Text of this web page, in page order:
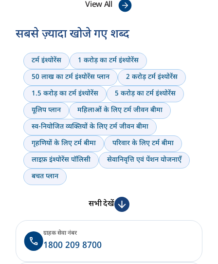
View All
सबसे ज़्यादा खोजे गए शब्द
टर्म इंश्योरेंस
1 करोड़ का टर्म इंश्योरेंस
50 लाख का टर्म इंश्योरेंस प्लान
2 करोड़ टर्म इंश्योरेंस
1.5 करोड़ का टर्म इंश्योरेंस
5 करोड़ का टर्म इंश्योरेंस
यूलिप प्लान
महिलाओं के लिए टर्म जीवन बीमा
स्व-नियोजित व्यक्तियों के लिए टर्म जीवन बीमा
गृहणियों के लिए टर्म बीमा
परिवार के लिए टर्म बीमा
लाइफ़ इंश्योरेंस पॉलिसी
सेवानिवृत्ति एवं पेंशन योजनाएँ
बचत प्लान
सभी देखें
1800 209 8700
ग्राहक सेवा नंबर